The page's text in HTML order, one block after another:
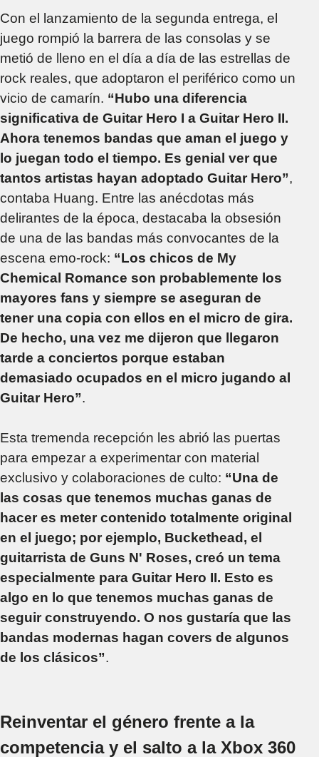
Con el lanzamiento de la segunda entrega, el
juego rompió la barrera de las consolas y se
metió de lleno en el día a día de las estrellas de
rock reales, que adoptaron el periférico como un
vicio de camarín. “Hubo una diferencia
significativa de Guitar Hero I a Guitar Hero II.
Ahora tenemos bandas que aman el juego y
lo juegan todo el tiempo. Es genial ver que
tantos artistas hayan adoptado Guitar Hero”,
contaba Huang. Entre las anécdotas más
delirantes de la época, destacaba la obsesión
de una de las bandas más convocantes de la
escena emo-rock: “Los chicos de My
Chemical Romance son probablemente los
mayores fans y siempre se aseguran de
tener una copia con ellos en el micro de gira.
De hecho, una vez me dijeron que llegaron
tarde a conciertos porque estaban
demasiado ocupados en el micro jugando al
Guitar Hero”.
Esta tremenda recepción les abrió las puertas
para empezar a experimentar con material
exclusivo y colaboraciones de culto: “Una de
las cosas que tenemos muchas ganas de
hacer es meter contenido totalmente original
en el juego; por ejemplo, Buckethead, el
guitarrista de Guns N' Roses, creó un tema
especialmente para Guitar Hero II. Esto es
algo en lo que tenemos muchas ganas de
seguir construyendo. O nos gustaría que las
bandas modernas hagan covers de algunos
de los clásicos”.
Reinventar el género frente a la
competencia y el salto a la Xbox 360